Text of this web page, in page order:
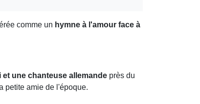
comme un hymne à l'amour face à
une chanteuse allemande près du
petite amie de l'époque.